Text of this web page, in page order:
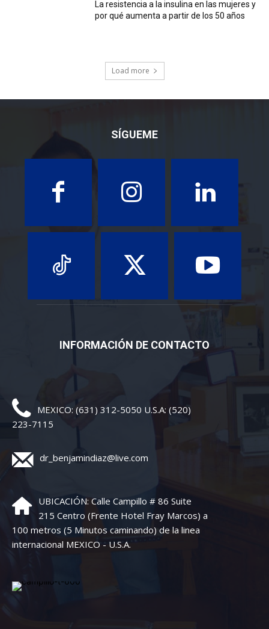
La resistencia a la insulina en las mujeres y
por qué aumenta a partir de los 50 años
Load more
SÍGUEME
INFORMACIÓN DE CONTACTO
MEXICO: (631) 312-5050 U.S.A: (520)
223-7115
dr_benjamindiaz@live.com
UBICACIÓN: Calle Campillo # 86 Suite
215 Centro (Frente Hotel Fray Marcos) a
100 metros (5 Minutos caminando) de la linea
internacional MEXICO - U.S.A.